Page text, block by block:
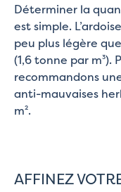
Déterminer la
est simple.
peu plus légère
(1,6 tonne par m³).
recommandons
anti-mauvaises
m².
AFFINEZ